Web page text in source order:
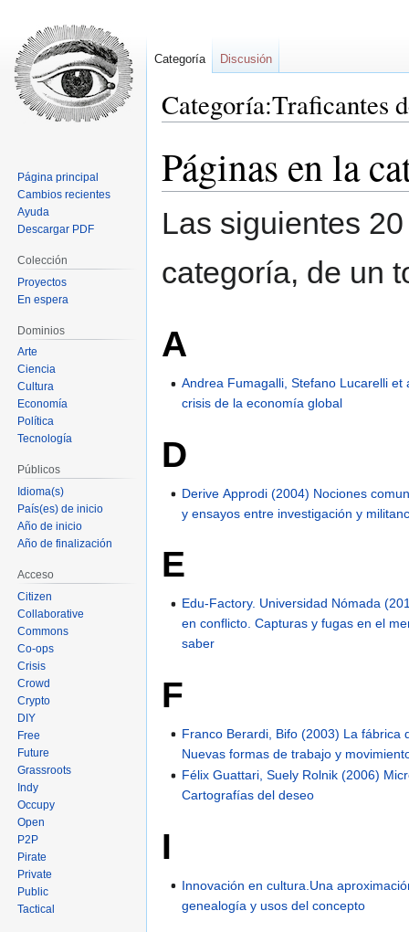
Categoría:Traficantes
la
navegación
la
búsqueda
Páginas en la
Las siguientes
categoría, de un
A
Andrea Fumagalli, Stefano Lucarelli et
crisis de la economía global
D
Derive Approdi (2004) Nociones
y ensayos entre investigación y
E
Edu-Factory. Universidad Nómada
en conflicto. Capturas y fugas en el
saber
F
Franco Berardi, Bifo (2003) La fábrica
Nuevas formas de trabajo y
Félix Guattari, Suely Rolnik (2006)
Cartografías del deseo
I
Innovación en cultura.Una
genealogía y usos del concepto
Categoría Discusión
Página principal
Cambios recientes
Ayuda
Descargar PDF
Colección
Proyectos
En espera
Dominios
Arte
Ciencia
Cultura
Economía
Política
Tecnología
Públicos
Idioma(s)
País(es) de inicio
Año de inicio
Año de finalización
Acceso
Citizen
Collaborative
Commons
Co-ops
Crisis
Crowd
Crypto
DIY
Free
Future
Grassroots
Indy
Occupy
Open
P2P
Pirate
Private
Public
Tactical